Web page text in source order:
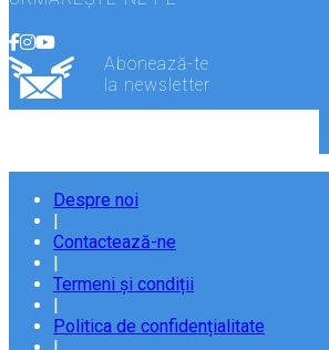
Abonează-te
la newsletter
Despre noi
|
Contactează-ne
|
Termeni și condiții
|
Politica de confidențialitate